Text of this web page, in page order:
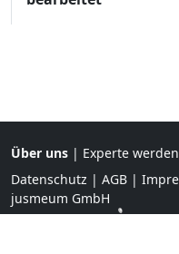
Über uns | Experte werden
Datenschutz | AGB |
jusmeum GmbH